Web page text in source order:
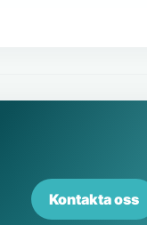
Kontakta oss